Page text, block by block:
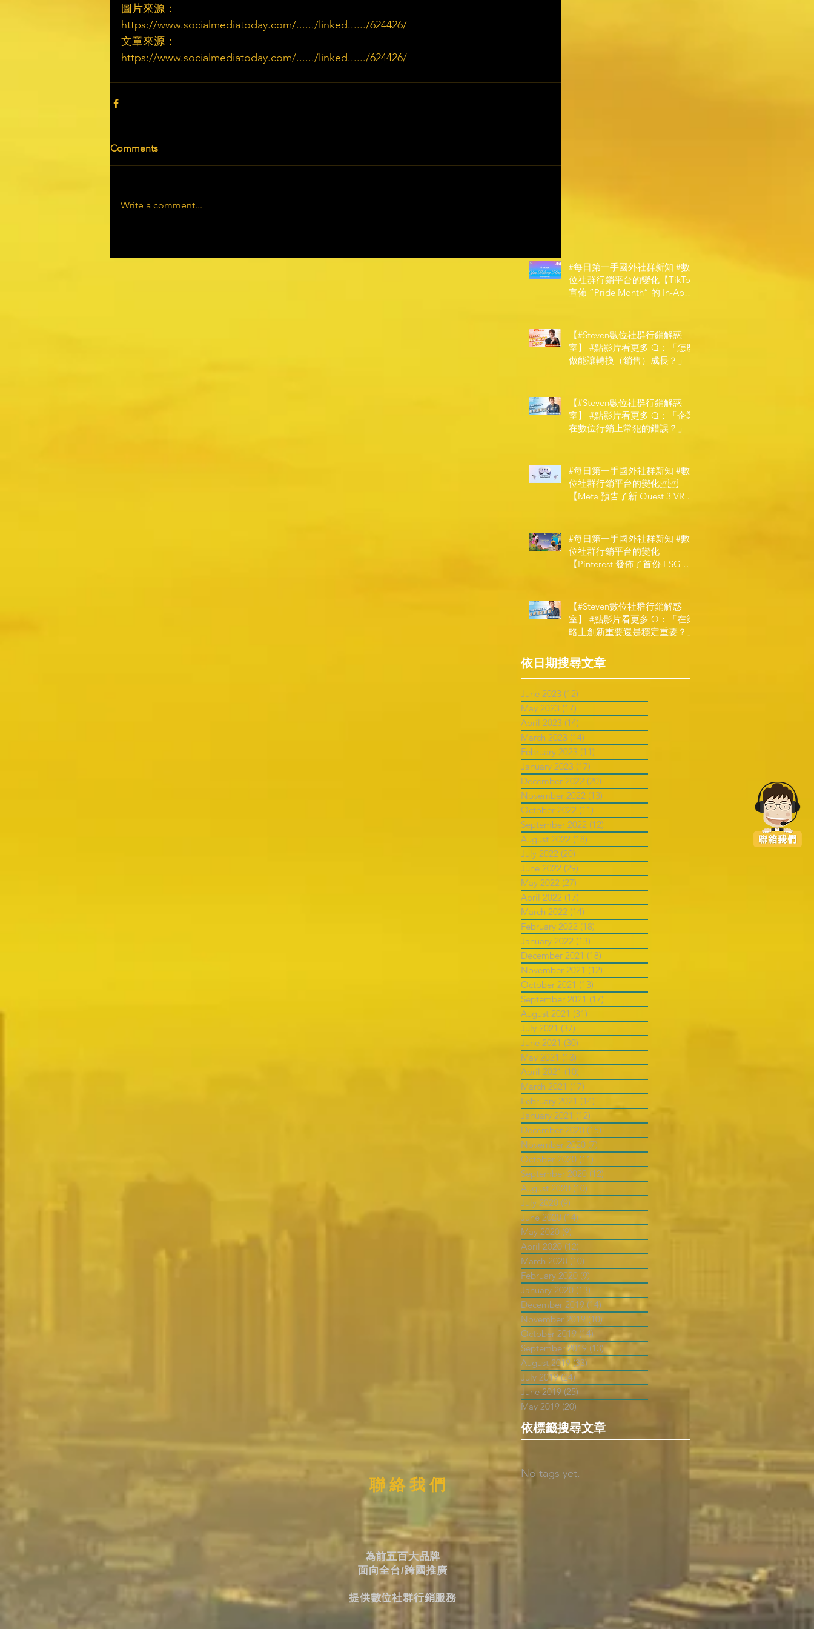
圖片來源：
https://www.socialmediatoday.com/....../linked....../624426/
文章來源：
https://www.socialmediatoday.com/....../linked....../624426/
Comments
Write a comment...
#每日第一手國外社群新知 #數
位社群行銷平台的變化【TikTok
宣佈 ”Pride Month” 的 In-App
【#Steven數位社群行銷解惑
室】 #點影片看更多​ Q：「怎麼
做能讓轉換（銷售）成長？」
【#Steven數位社群行銷解惑
室】 #點影片看更多​ Q：「企業
在數位行銷上常犯的錯誤？」
#每日第一手國外社群新知 #數
位社群行銷平台的變化
【Meta 預告了新 Quest 3 VR 耳
#每日第一手國外社群新知 #數
位社群行銷平台的變化
【Pinterest 發佈了首份 ESG 報
【#Steven數位社群行銷解惑
室】 #點影片看更多​ Q：「在策
略上創新重要還是穩定重要？」
依日期搜尋文章
June 2023 (12)
May 2023 (17)
April 2023 (14)
March 2023 (14)
February 2023 (11)
January 2023 (17)
December 2022 (20)
November 2022 (13)
October 2022 (11)
September 2022 (12)
August 2022 (18)
July 2022 (20)
June 2022 (29)
May 2022 (27)
April 2022 (17)
March 2022 (14)
February 2022 (18)
January 2022 (13)
December 2021 (18)
November 2021 (12)
October 2021 (13)
September 2021 (17)
August 2021 (31)
July 2021 (37)
June 2021 (30)
May 2021 (13)
April 2021 (10)
March 2021 (17)
February 2021 (14)
January 2021 (12)
December 2020 (15)
November 2020 (7)
October 2020 (11)
September 2020 (12)
August 2020 (10)
July 2020 (9)
June 2020 (14)
May 2020 (9)
April 2020 (12)
March 2020 (10)
February 2020 (9)
January 2020 (13) 13 posts
December 2019 (14) 14 posts
November 2019 (10)
October 2019 (14) 14 posts
September 2019 (13)13 posts
August 2019 (33) 33 posts
July 2019 (24)24 posts
June 2019 (25)
May 2019 (20)
依標籤搜尋文章
No tags yet.
聯 絡 我 們
為前五百大品牌
面向全台/跨國推廣
提供數位社群行銷服務